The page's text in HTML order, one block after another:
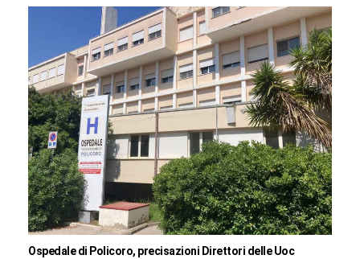
Ospedale di Policoro, precisazioni Direttori delle Uoc